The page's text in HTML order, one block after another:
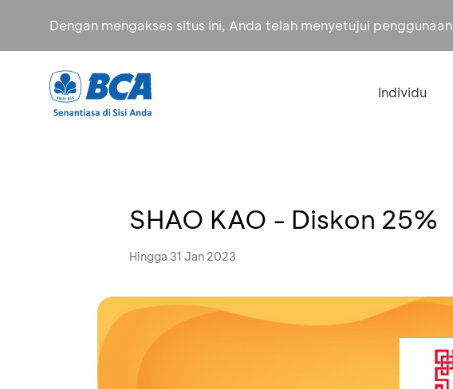
Dengan mengakses situs ini, Anda telah menyetujui penggunaan
Individu
SHAO KAO - Diskon 25%
Hingga 31 Jan 2023